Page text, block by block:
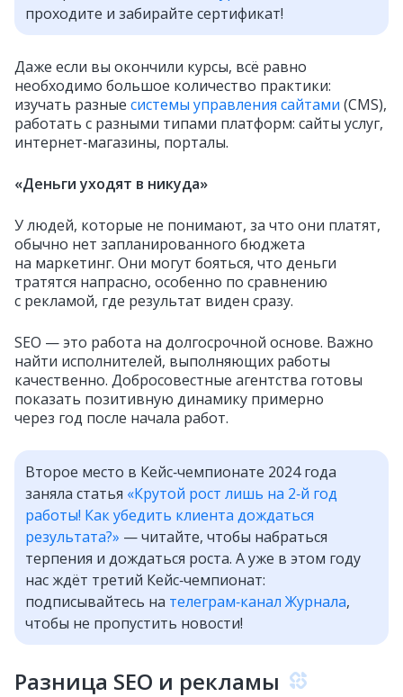
проходите и забирайте сертификат!
Даже если вы окончили курсы, всё равно
необходимо большое количество практики:
изучать разные системы управления сайтами (CMS),
работать с разными типами платформ: сайты услуг,
интернет‑магазины, порталы.
«Деньги уходят в никуда»
У людей, которые не понимают, за что они платят,
обычно нет запланированного бюджета
на маркетинг. Они могут бояться, что деньги
тратятся напрасно, особенно по сравнению
с рекламой, где результат виден сразу.
SEO — это работа на долгосрочной основе. Важно
найти исполнителей, выполняющих работы
качественно. Добросовестные агентства готовы
показать позитивную динамику примерно
через год после начала работ.
Второе место в Кейс‑чемпионате 2024 года
заняла статья «Крутой рост лишь на 2‑й год
работы! Как убедить клиента дождаться
результата?» — читайте, чтобы набраться
терпения и дождаться роста. А уже в этом году
нас ждёт третий Кейс‑чемпионат:
подписывайтесь на телеграм‑канал Журнала,
чтобы не пропустить новости!
Разница SEO и рекламы